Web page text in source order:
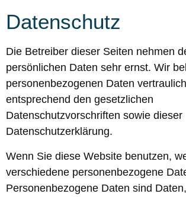
Datenschutz
Die Betreiber dieser Seiten nehmen
persönlichen Daten sehr ernst. Wir
personenbezogenen Daten
entsprechend den gesetzlichen
Datenschutzvorschriften sowie dieser
Datenschutzerklärung.
Wenn Sie diese Website benutzen,
verschiedene personenbezogene
Personenbezogene Daten sind